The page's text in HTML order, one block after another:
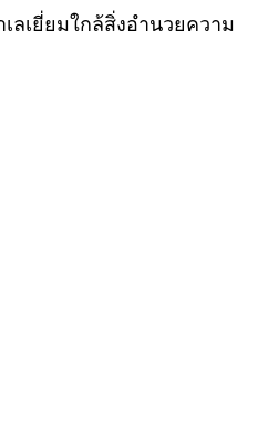
เยี่ยมใกล้สิ่งอำนวยความ